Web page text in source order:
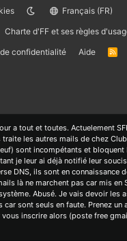
Français (FR)
Charte d'FF et ses règles
confidentialité
Aide
R
a tout et toutes. Actuelement
traite les autres mails de chez
sont incompétants et bloquent
je leur ai déjà notifié leur
DNS, ils sont en connaissance
là ne marchent pas car mis en
Abusé. Je vais devoir les
car sont seuls en faute. Prenez un
vous inscrire alors (poste free